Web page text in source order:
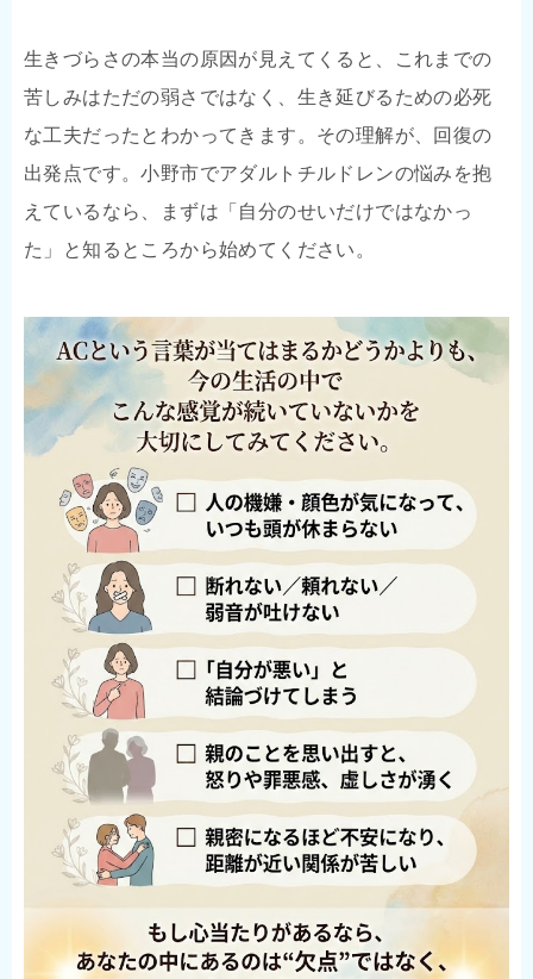
生きづらさの本当の原因が見えてくると、これまでの
苦しみはただの弱さではなく、生き延びるための必死
な工夫だったとわかってきます。その理解が、回復の
出発点です。小野市でアダルトチルドレンの悩みを抱
えているなら、まずは「自分のせいだけではなかっ
た」と知るところから始めてください。